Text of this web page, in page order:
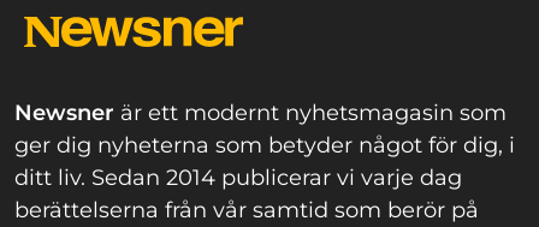
Newsner är ett modernt nyhetsmagasin som
ger dig nyheterna som betyder något för dig, i
ditt liv. Sedan 2014 publicerar vi varje dag
berättelserna från vår samtid som berör på